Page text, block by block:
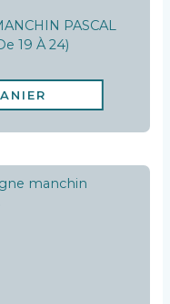
PASCAL
19 À 24)